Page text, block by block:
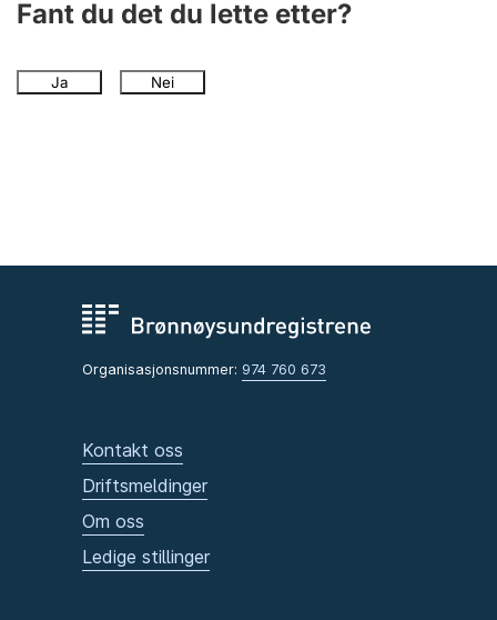
Fant du det du lette etter?
Ja Nei
Organisasjonsnummer: 974 760 673
Kontakt oss
Driftsmeldinger
Om oss
Ledige stillinger